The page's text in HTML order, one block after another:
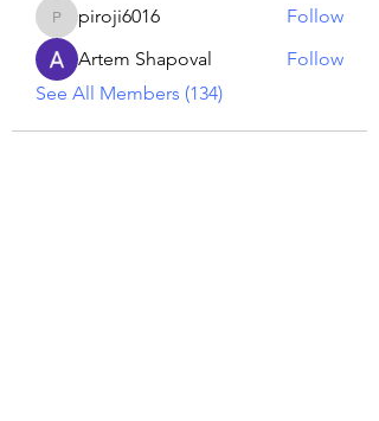
piroji6016
piroji6016
Follow
Artem Shapoval
Follow
See All Members (134)